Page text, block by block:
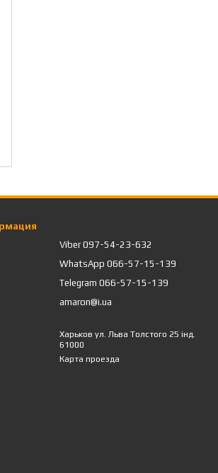
Viber 097-54-23-632
WhatsApp 066-57-15-139
Telegram 066-57-15-139
amaron@i.ua
Харьков ул. Льва Толстого 25 інд.
61000
Карта проезда